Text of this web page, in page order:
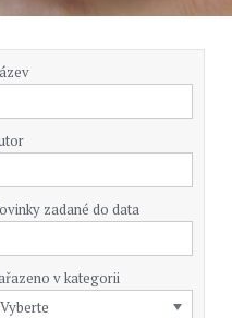
zadané do data
v kategorii